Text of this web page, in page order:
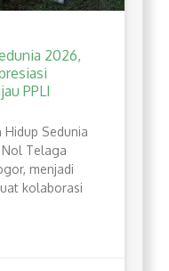
2026,
PPLI
Sedunia
Telaga
menjadi
kolaborasi